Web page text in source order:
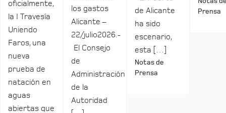
oficialmente,
la I Travesía
Uniendo
Faros, una
nueva
prueba de
natación en
aguas
abiertas que
los gastos
Alicante –
22/julio2026.-
El Consejo
de
Administración
de la
Autoridad
de Alicante
ha sido
escenario,
esta […]
Notas de
Prensa
Prensa